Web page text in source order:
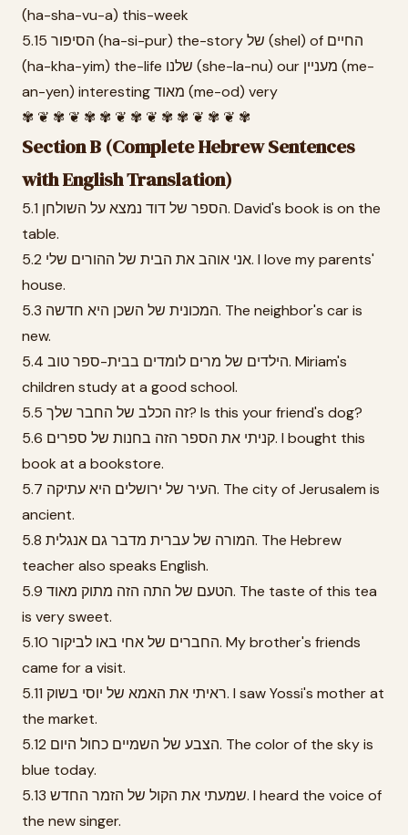
(ha-sha-vu-a) this-week
5.15 הסיפור (ha-si-pur) the-story של (shel) of החיים
(ha-kha-yim) the-life שלנו (she-la-nu) our מעניין (me-
an-yen) interesting מאוד (me-od) very
✾ ❦ ✾ ❦ ✾ ✾ ❦ ✾ ❦ ✾ ✾ ❦ ✾ ❦ ✾
Section B (Complete Hebrew Sentences
with English Translation)
5.1 הספר של דוד נמצא על השולחן. David's book is on the
table.
5.2 אני אוהב את הבית של ההורים שלי. I love my parents'
house.
5.3 המכונית של השכן היא חדשה. The neighbor's car is
new.
5.4 הילדים של מרים לומדים בבית-ספר טוב. Miriam's
children study at a good school.
5.5 זה הכלב של החבר שלך? Is this your friend's dog?
5.6 קניתי את הספר הזה בחנות של ספרים. I bought this
book at a bookstore.
5.7 העיר של ירושלים היא עתיקה. The city of Jerusalem is
ancient.
5.8 המורה של עברית מדבר גם אנגלית. The Hebrew
teacher also speaks English.
5.9 הטעם של התה הזה מתוק מאוד. The taste of this tea
is very sweet.
5.10 החברים של אחי באו לביקור. My brother's friends
came for a visit.
5.11 ראיתי את האמא של יוסי בשוק. I saw Yossi's mother at
the market.
5.12 הצבע של השמיים כחול היום. The color of the sky is
blue today.
5.13 שמעתי את הקול של הזמר החדש. I heard the voice of
the new singer.